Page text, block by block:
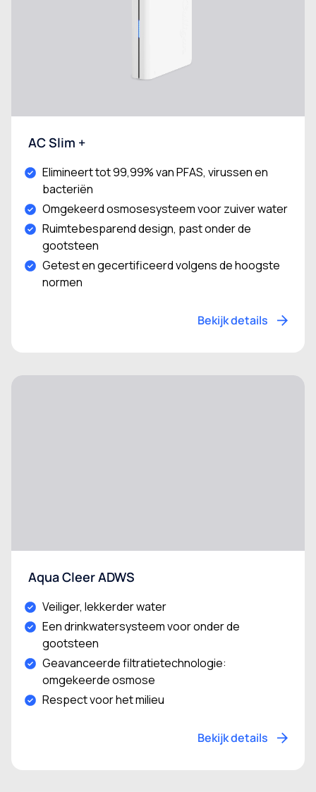
AC Slim +
Elimineert tot 99,99% van PFAS, virussen en
bacteriën
Omgekeerd osmosesysteem voor zuiver water
Ruimtebesparend design, past onder de
gootsteen
Getest en gecertificeerd volgens de hoogste
normen
Bekijk details
Aqua Cleer ADWS
Veiliger, lekkerder water
Een drinkwatersysteem voor onder de
gootsteen
Geavanceerde filtratietechnologie:
omgekeerde osmose
Respect voor het milieu
Bekijk details